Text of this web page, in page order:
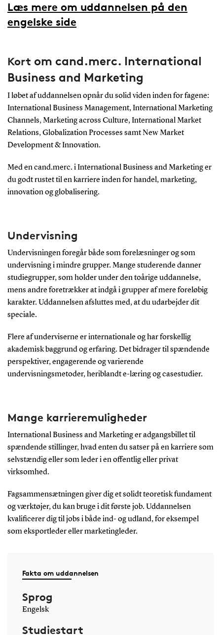
Læs mere om uddannelsen på den
engelske side
Kort om cand.merc. International
Business and Marketing
I løbet af uddannelsen opnår du solid viden inden for fagene:
International Business Management, International Marketing
Channels, Marketing across Culture, International Market
Relations, Globalization Processes samt New Market
Development & Innovation.
Med en cand.merc. i International Business and Marketing er
du godt rustet til en karriere inden for handel, marketing,
innovation og globalisering.
Undervisning
Undervisningen foregår både som forelæsninger og som
undervisning i mindre grupper. Mange studerende danner
studiegrupper, som holder under den toårige uddannelse,
mens andre foretrækker at indgå i grupper af mere foreløbig
karakter. Uddannelsen afsluttes med, at du udarbejder dit
speciale.
Flere af underviserne er internationale og har forskellig
akademisk baggrund og erfaring. Det bidrager til spændende
perspektiver, engagerende og varierende
undervisningsmetoder, heriblandt e-læring og casestudier.
Mange karrieremuligheder
International Business and Marketing er adgangsbillet til
spændende stillinger, hvad enten du satser på en karriere som
selvstændig eller som leder i en offentlig eller privat
virksomhed.
Fagsammensætningen giver dig et solidt teoretisk fundament
og værktøjer, du kan bruge i dit første job. Uddannelsen
kvalificerer dig til jobs i både ind- og udland, for eksempel
som eksportleder eller marketingleder.
Fakta om uddannelsen
Sprog
Engelsk
Studiestart